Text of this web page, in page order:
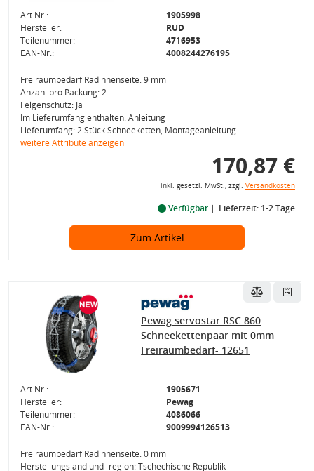
Art.Nr.:
1905998
Hersteller:
RUD
Teilenummer:
4716953
EAN-Nr.:
4008244276195
Freiraumbedarf Radinnenseite: 9 mm
Anzahl pro Packung: 2
Felgenschutz: Ja
Im Lieferumfang enthalten: Anleitung
Lieferumfang: 2 Stück Schneeketten, Montageanleitung
weitere Attribute anzeigen
170,87 €
inkl. gesetzl. MwSt., zzgl. Versandkosten
Verfügbar Lieferzeit: 1-2 Tage
Zum Artikel
Pewag servostar RSC 860
Schneekettenpaar mit 0mm
Freiraumbedarf- 12651
Art.Nr.:
1905671
Hersteller:
Pewag
Teilenummer:
4086066
EAN-Nr.:
9009994126513
Freiraumbedarf Radinnenseite: 0 mm
Herstellungsland und -region: Tschechische Republik